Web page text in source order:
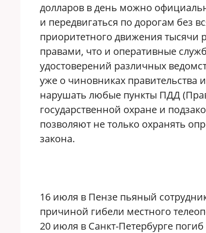
долларов в день можно
и передвигаться по дорогам без
приоритетного движения тысячи
правами, что и оперативные
удостоверений различных
уже о чиновниках правительства
нарушать любые пункты ПДД
государственной охране и
позволяют не только охранять
закона.
16 июля в Пензе пьяный
причиной гибели местного
20 июля в Санкт-Петербурге